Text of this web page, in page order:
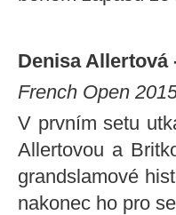
Denisa Allertová
French Open
V prvním setu
Allertovou a
grandslamové
nakonec ho pro